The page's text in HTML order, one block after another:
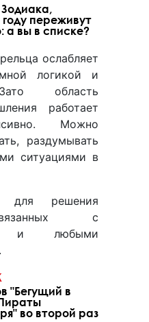
переживут
а вы в списке?
ослабляет
логикой и
область
работает
Можно
раздумывать
ситуациями в
для решения
с
и любыми
"Бегущий в
во второй раз